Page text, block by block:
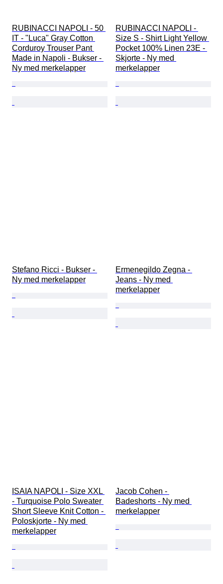
RUBINACCI NAPOLI - 50
IT - "Luca" Gray Cotton
Corduroy Trouser Pant
Made in Napoli - Bukser -
Ny med merkelapper
RUBINACCI NAPOLI -
Size S - Shirt Light Yellow
Pocket 100% Linen 23E -
Skjorte - Ny med
merkelapper
Stefano Ricci - Bukser -
Ny med merkelapper
Ermenegildo Zegna -
Jeans - Ny med
merkelapper
ISAIA NAPOLI - Size XXL
- Turquoise Polo Sweater
Short Sleeve Knit Cotton -
Poloskjorte - Ny med
merkelapper
Jacob Cohen -
Badeshorts - Ny med
merkelapper